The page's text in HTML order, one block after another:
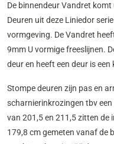
De binnendeur Vandret
Deuren uit deze Liniedor
vormgeving. De Vandret
9mm U vormige freeslijnen.
deur en heeft een deur is
Stompe deuren zijn pas en
scharnierinkrozingen tbv
van 201,5 en 211,5 zitten de
179,8 cm gemeten vanaf de